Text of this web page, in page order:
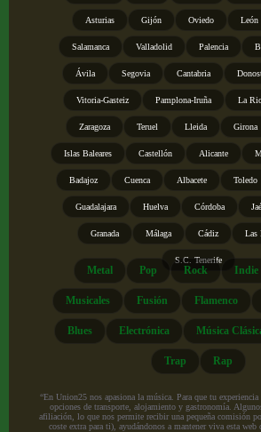
Asturias Gijón Oviedo León
Salamanca Valladolid Palencia
Ávila Segovia Cantabria
Vitoria-Gasteiz Pamplona-Iruña La
Zaragoza Teruel Lleida Girona
Islas Baleares Castellón Alicante
Badajoz Cuenca Albacete Toledo
Guadalajara Huelva Córdoba
Granada Málaga Cádiz Las
S.C. Tenerife
Metal Pop Rock Indie
Musicales Fusión Flamenco
Blues Electrónica Música
Trap Rap
“En Union25 nos apasiona la música. Para que tu
opciones de transporte, alojamiento y gastronomía.
afiliación, lo que nos permite recibir una pequeña comisión
coste extra para ti), ayudándonos a mantener viva esta web